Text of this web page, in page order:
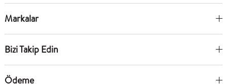
Markalar
Bizi Takip Edin
Ödeme